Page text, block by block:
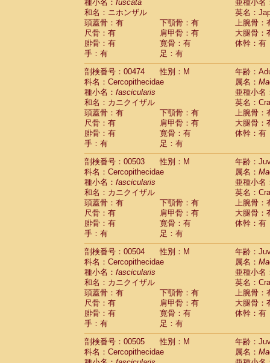
種小名： fuscata
亜種小名
和名：ニホンザル
英名：
頭蓋骨：有
下顎骨：有
上腕骨：
尺骨：有
肩甲骨：有
大腿骨：
腓骨：有
寛骨：有
体幹：有
手：有
足：有
剖検番号：00474
性別：M
年齢：
科名：Cercopithecidae
属名：
種小名： fascicularis
亜種小名
和名：カニクイザル
英名：
頭蓋骨：有
下顎骨：有
上腕骨：
尺骨：有
肩甲骨：有
大腿骨：
腓骨：有
寛骨：有
体幹：有
手：有
足：有
剖検番号：00503
性別：M
年齢：
科名：Cercopithecidae
属名：
種小名： fascicularis
亜種小名
和名：カニクイザル
英名：
頭蓋骨：有
下顎骨：有
上腕骨：
尺骨：有
肩甲骨：有
大腿骨：
腓骨：有
寛骨：有
体幹：有
手：有
足：有
剖検番号：00504
性別：M
年齢：
科名：Cercopithecidae
属名：
種小名： fascicularis
亜種小名
和名：カニクイザル
英名：
頭蓋骨：有
下顎骨：有
上腕骨：
尺骨：有
肩甲骨：有
大腿骨：
腓骨：有
寛骨：有
体幹：有
手：有
足：有
剖検番号：00505
性別：M
年齢：
科名：Cercopithecidae
属名：